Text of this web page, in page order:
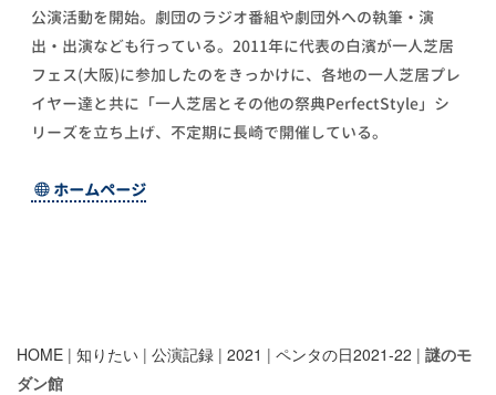
公演活動を開始。 劇団のラジオ番組や劇団外への執筆・演
出・出演なども行っている。2011年に代表の白濱が一人芝居
フェス(大阪)に参加したのをきっかけに、各地の一人芝居プレ
イヤー達と共に「一人芝居とその他の祭典PerfectStyle」シ
リーズを立ち上げ、不定期に長崎で開催している。
ホームページ
HOME | 知りたい | 公演記録 | 2021 | ペンタの日2021-22 | 謎のモ
ダン館